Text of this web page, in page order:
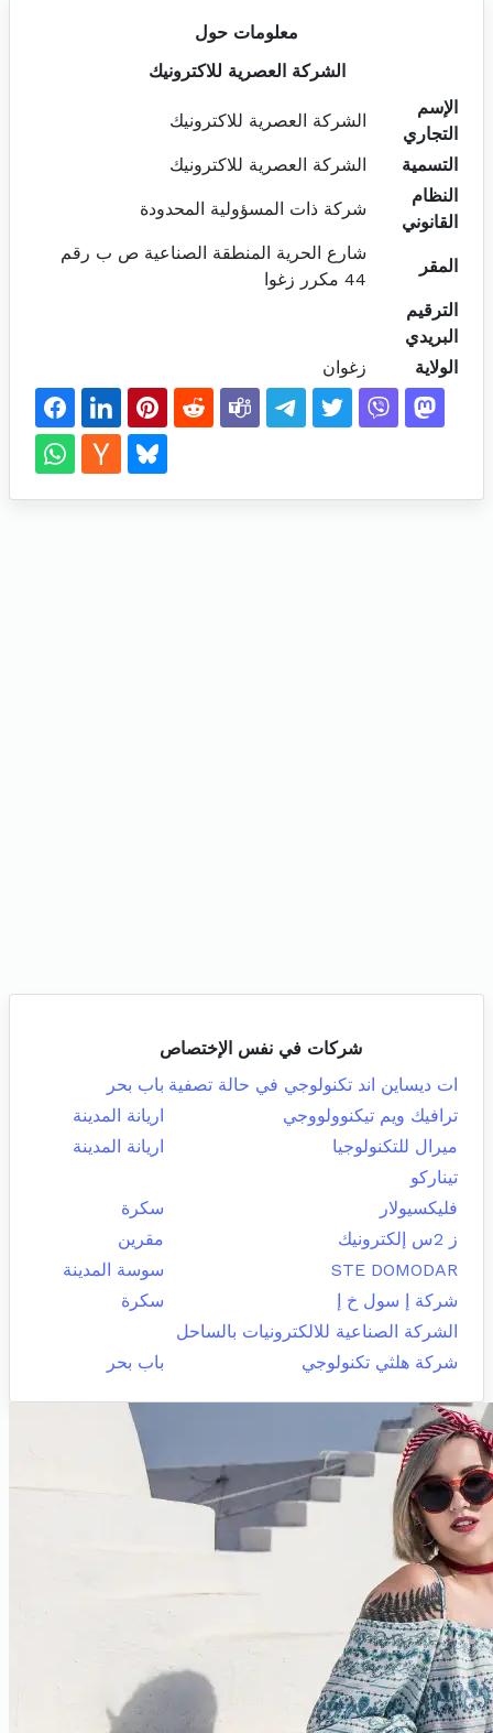
معلومات حول
الشركة العصرية للاكترونيك
الإسم
التجاري
الشركة العصرية للاكترونيك
التسمية
الشركة العصرية للاكترونيك
النظام
القانوني
شركة ذات المسؤولية المحدودة
المقر
شارع الحرية المنطقة الصناعية ص ب رقم
44 مكرر زغوا
الترقيم
البريدي
الولاية
زغوان
شركات في نفس الإختصاص
ات ديساين اند تكنولوجي في حالة تصفية باب بحر
ترافيك ويم تيكنوولووجي
اريانة المدينة
ميرال للتكنولوجيا
اريانة المدينة
تيناركو
فليكسيولار
سكرة
ز 2س إلكترونيك
مقرين
STE DOMODAR
سوسة المدينة
شركة إ سول خ إ
سكرة
الشركة الصناعية للالكترونيات بالساحل
شركة هلثي تكنولوجي
باب بحر